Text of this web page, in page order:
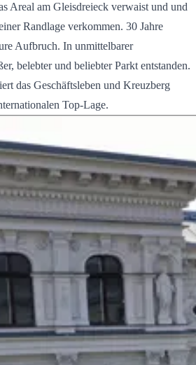
Areal am Gleisdreieck verwaist und und
Randlage verkommen. 30 Jahre
Aufbruch. In unmittelbarer
belebter und beliebter Parkt entstanden.
das Geschäftsleben und Kreuzberg
Top-Lage.